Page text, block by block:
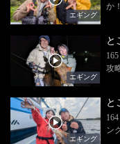
エギング
か
エギング
と
攻
エギング
と
ン